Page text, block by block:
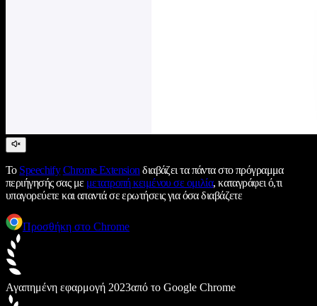
Το Speechify Chrome Extension διαβάζει τα πάντα στο πρόγραμμα
περιήγησής σας με μετατροπή κειμένου σε ομιλία, καταγράφει ό,τι
υπαγορεύετε και απαντά σε ερωτήσεις για όσα διαβάζετε
Προσθήκη στο Chrome
Αγαπημένη εφαρμογή 2023από το Google Chrome